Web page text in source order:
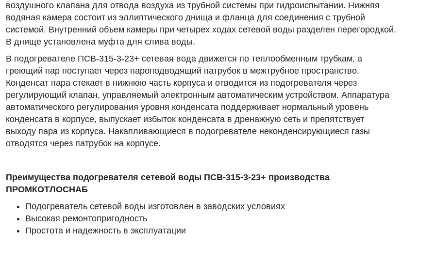
воздушного клапана для отвода воздуха из трубной системы при гидроиспытании. Нижняя
водяная камера состоит из эллиптического днища и фланца для соединения с трубной
системой. Внутренний объем камеры при четырех ходах сетевой воды разделен перегородкой.
В днище установлена муфта для слива воды.
В подогревателе ПСВ-315-3-23+ сетевая вода движется по теплообменным трубкам, а
греющий пар поступает через пароподводящий патрубок в межтрубное пространство.
Конденсат пара стекает в нижнюю часть корпуса и отводится из подогревателя через
регулирующий клапан, управляемый электронным автоматическим устройством. Аппаратура
автоматического регулирования уровня конденсата поддерживает нормальный уровень
конденсата в корпусе, выпускает избыток конденсата в дренажную сеть и препятствует
выходу пара из корпуса. Накапливающиеся в подогревателе неконденсирующиеся газы
отводятся через патрубок на корпусе.
Преимущества подогревателя сетевой воды ПСВ-315-3-23+ производства
ПРОМКОТЛОСНАБ
Подогреватель сетевой воды изготовлен в заводских условиях
Высокая ремонтопригодность
Простота и надежность в эксплуатации